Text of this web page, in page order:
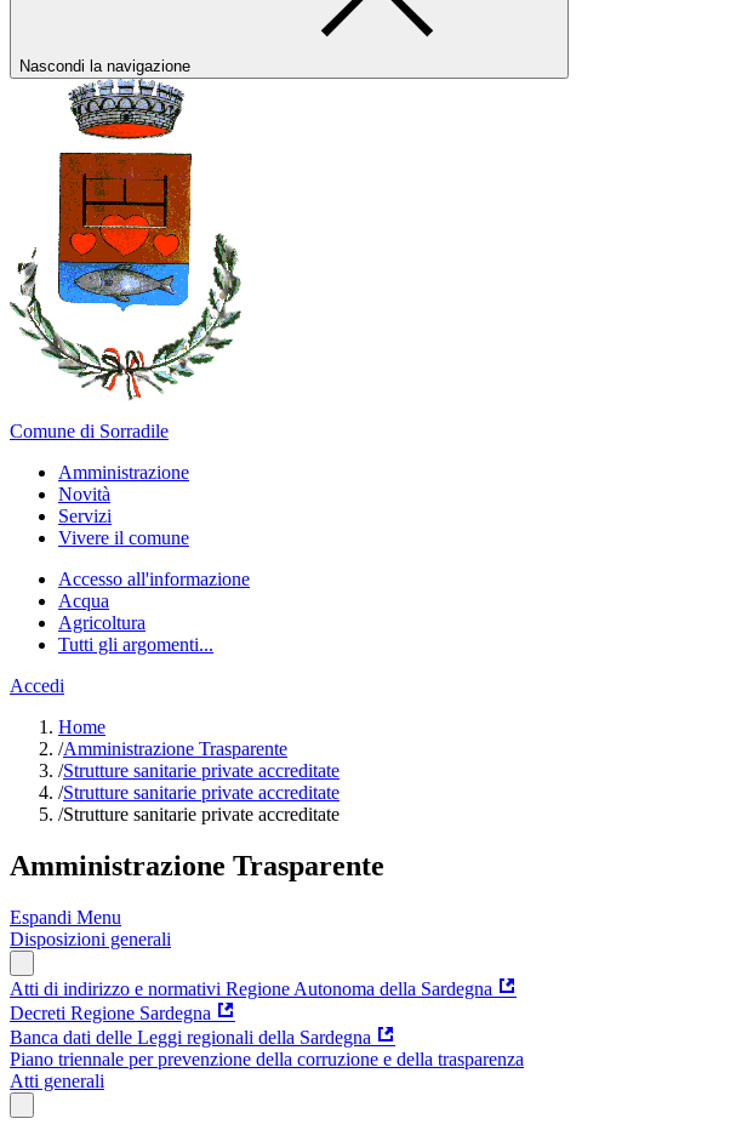
Nascondi la navigazione
Comune di Sorradile
Amministrazione
Novità
Servizi
Vivere il comune
Accesso all'informazione
Acqua
Agricoltura
Tutti gli argomenti...
Accedi
Home
/Amministrazione Trasparente
/Strutture sanitarie private accreditate
/Strutture sanitarie private accreditate
/Strutture sanitarie private accreditate
Amministrazione Trasparente
Espandi Menu
Disposizioni generali
Atti di indirizzo e normativi Regione Autonoma della Sardegna
Decreti Regione Sardegna
Banca dati delle Leggi regionali della Sardegna
Piano triennale per prevenzione della corruzione e della trasparenza
Atti generali